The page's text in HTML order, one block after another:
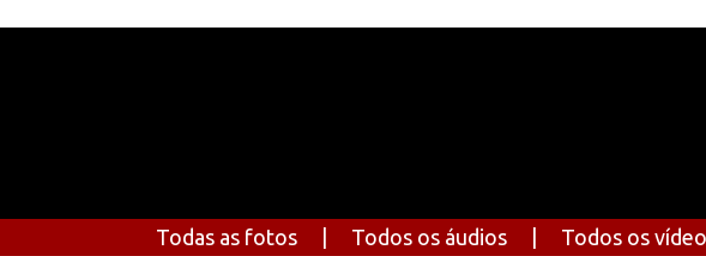
Todas as fotos Todos os áudios Todos os